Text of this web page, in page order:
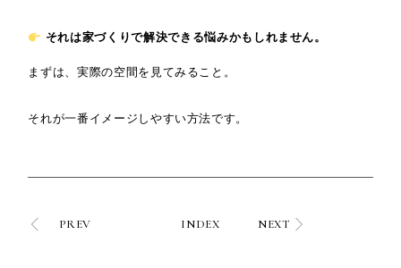
それは家づくりで解決できる悩みかもしれません。
まずは、実際の空間を見てみること。
それが一番イメージしやすい方法です。
PREV INDEX NEXT